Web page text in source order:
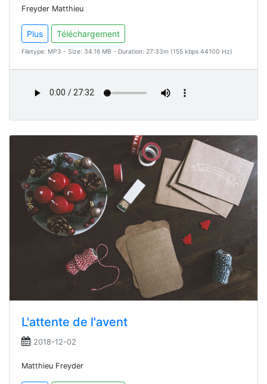
Freyder Matthieu
Plus Téléchargement
Filetype: MP3 - Size: 34.16 MB - Duration: 27:33m (155 kbps 44100 Hz)
L'attente de l'avent
2018-12-02
Matthieu Freyder